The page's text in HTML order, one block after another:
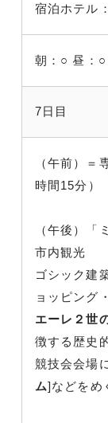
宿泊ホテル
朝：○ 昼：○
7日目
（午前）＝
時間15分）
（午後）「
市内観光
ゴシック建
ョッピング
エーレ２世
徴する歴史
競技会会場
ム]などを